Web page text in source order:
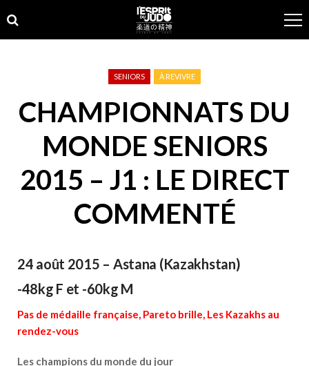
to
navigation
to
content
SENIORS À REVIVRE
CHAMPIONNATS DU
MONDE SENIORS
2015 – J1 : LE DIRECT
COMMENTÉ
24 août 2015 – Astana (Kazakhstan)
-48kg F et -60kg M
Pas de médaille française, Pareto brille, Les Kazakhs au
rendez-vous
Les champions du monde du jour